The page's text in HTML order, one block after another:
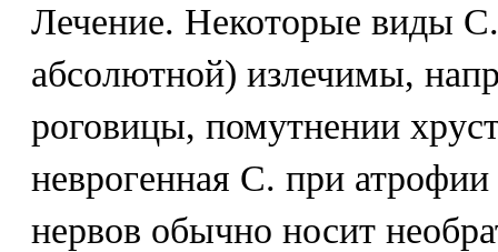
Лечение. Некоторые виды
абсолютной) излечимы,
роговицы, помутнении
неврогенная С. при
нервов обычно носит